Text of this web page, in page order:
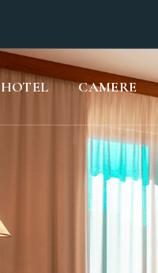
HOTEL CAMERE